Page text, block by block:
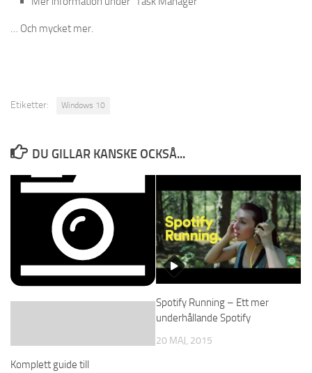
… Och mycket mer.
Etiketter: Windows 10
DU GILLAR KANSKE OCKSÅ...
Komplett guide till
Spotify Running – Ett mer
underhållande Spotify
20 MAJ, 2015